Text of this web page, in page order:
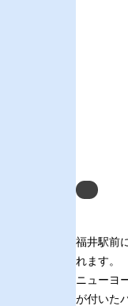
Next
福井駅前
れます。
ニューヨ
が付いた